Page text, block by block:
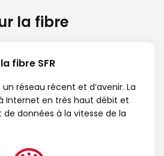
la fibre
fibre SFR
réseau récent et d’avenir. La
Internet en très haut débit et
données à la vitesse de la